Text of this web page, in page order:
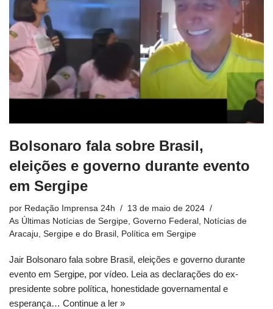
Bolsonaro fala sobre Brasil,
eleições e governo durante evento
em Sergipe
por Redação Imprensa 24h
13 de maio de 2024
As Últimas Notícias de Sergipe Governo Federal
Notícias de
Aracaju, Sergipe e do Brasil
Política em Sergipe
Jair Bolsonaro fala sobre Brasil, eleições e governo durante
evento em Sergipe, por vídeo. Leia as declarações do ex-
presidente sobre política, honestidade governamental e
esperança… Continue a ler »